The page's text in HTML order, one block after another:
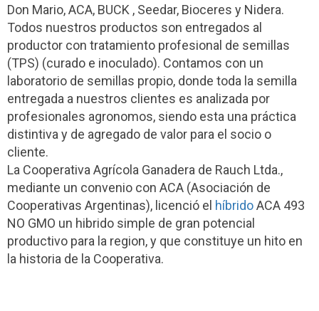
Don Mario, ACA, BUCK , Seedar, Bioceres y Nidera.
Todos nuestros productos son entregados al
productor con tratamiento profesional de semillas
(TPS) (curado e inoculado). Contamos con un
laboratorio de semillas propio, donde toda la semilla
entregada a nuestros clientes es analizada por
profesionales agronomos, siendo esta una práctica
distintiva y de agregado de valor para el socio o
cliente.
La Cooperativa Agrícola Ganadera de Rauch Ltda.,
mediante un convenio con ACA (Asociación de
Cooperativas Argentinas), licenció el híbridoACA 493
NO GMO un hibrido simple de gran potencial
productivo para la region, y que constituye un hito en
la historia de la Cooperativa.